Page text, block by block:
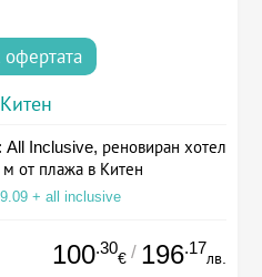
офертата
Китен
All Inclusive, реновиран хотел
от плажа в Китен
+ all inclusive
100.30
€ / 196.17
лв.